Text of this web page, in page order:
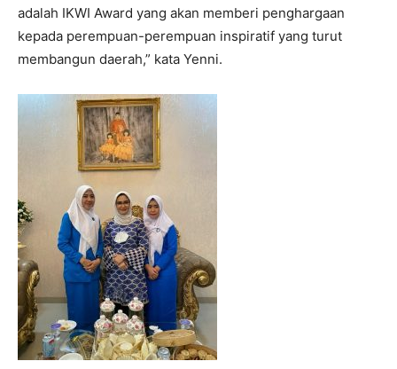
adalah IKWI Award yang akan memberi penghargaan
kepada perempuan-perempuan inspiratif yang turut
membangun daerah,” kata Yenni.